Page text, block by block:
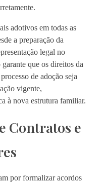
adotivos em todas as
a preparação da
legal no
que os direitos da
de adoção seja
vigente,
à nova estrutura familiar.
Contratos e
por formalizar acordos